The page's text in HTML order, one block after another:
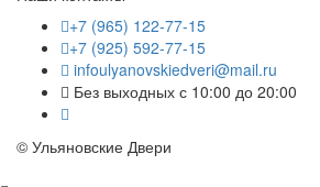
+7 (965) 122-77-15
+7 (925) 592-77-15
infoulyanovskiedveri@mail.ru
Без выходных с 10:00 до 20:00
© Ульяновские Двери